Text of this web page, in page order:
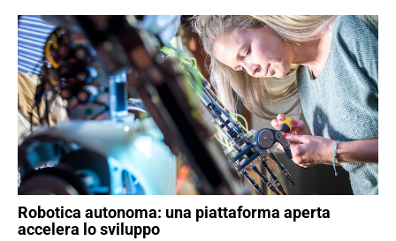
Robotica autonoma: una piattaforma aperta
accelera lo sviluppo